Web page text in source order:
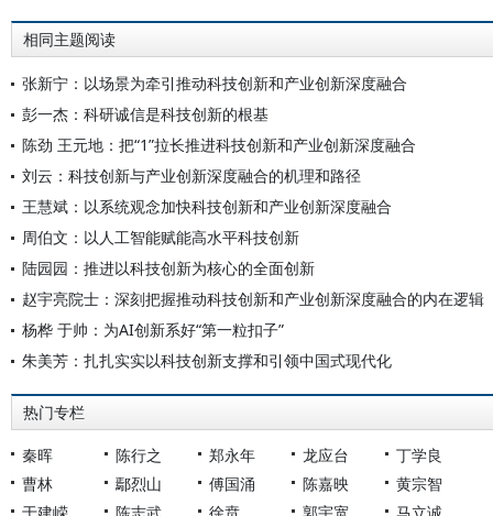
相同主题阅读
张新宁：以场景为牵引推动科技创新和产业创新深度融合
彭一杰：科研诚信是科技创新的根基
陈劲 王元地：把“1”拉长推进科技创新和产业创新深度融合
刘云：科技创新与产业创新深度融合的机理和路径
王慧斌：以系统观念加快科技创新和产业创新深度融合
周伯文：以人工智能赋能高水平科技创新
陆园园：推进以科技创新为核心的全面创新
赵宇亮院士：深刻把握推动科技创新和产业创新深度融合的内在逻辑
杨桦 于帅：为AI创新系好“第一粒扣子”
朱美芳：扎扎实实以科技创新支撑和引领中国式现代化
热门专栏
秦晖 陈行之 郑永年 龙应台
丁学良
曹林
鄢烈山 傅国涌 陈嘉映
黄宗智